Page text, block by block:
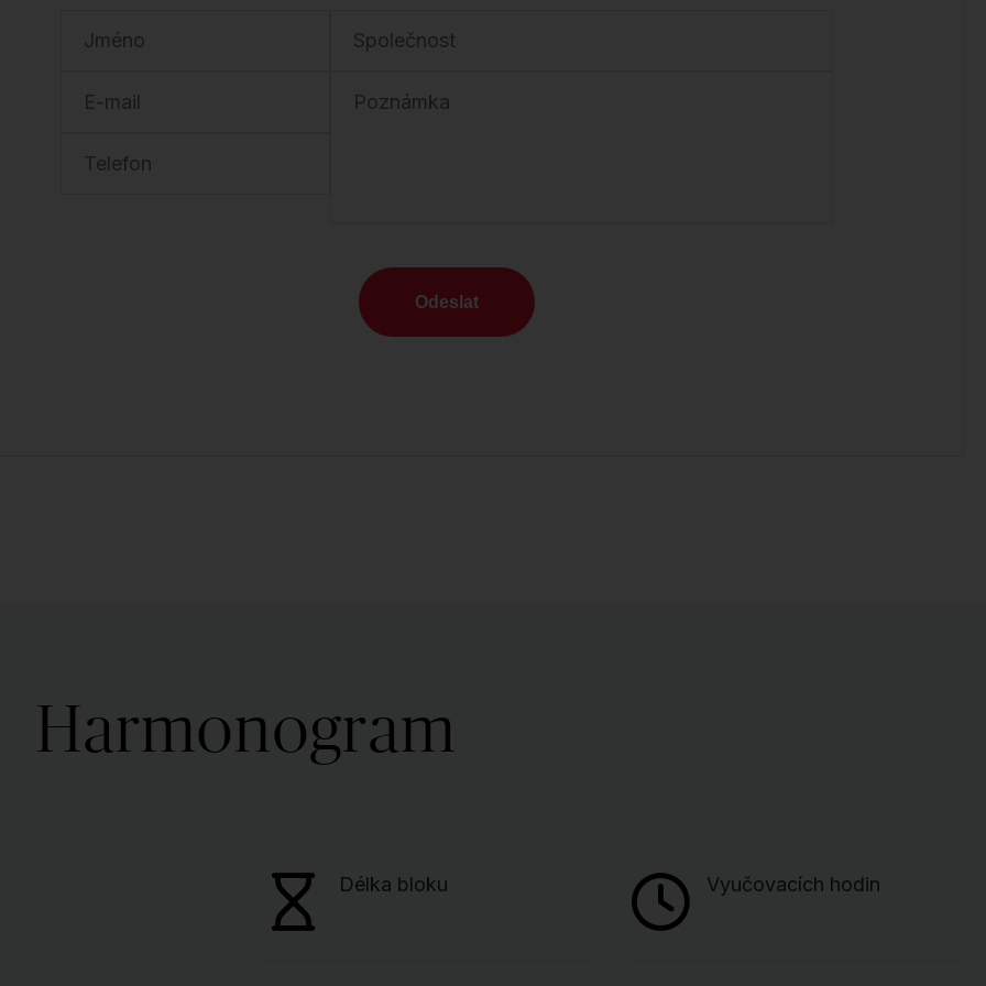
Jméno
E-mail
Telefon
Společnost
Poznámka
Odeslat
Harmonogram
Délka bloku Vyučovacích hodin